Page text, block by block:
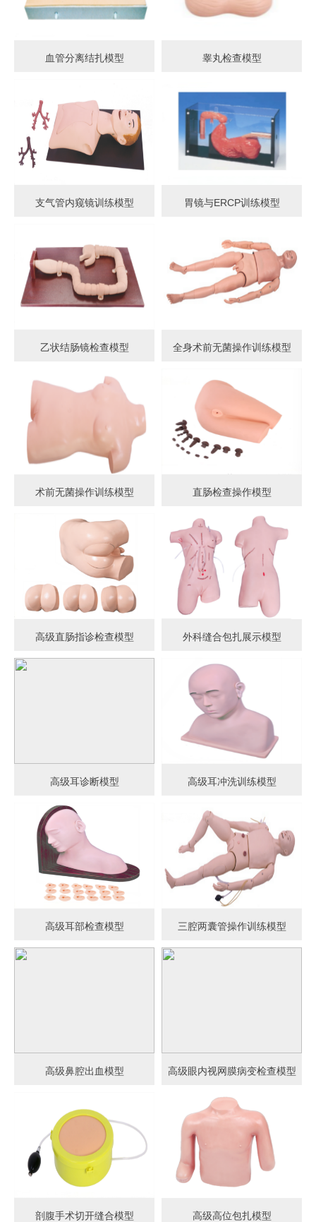
血管分离结扎模型 睾丸检查模型
支气管内窥镜训练模型 胃镜与ERCP训练模型
乙状结肠镜检查模型 全身术前无菌操作训练模型
术前无菌操作训练模型 直肠检查操作模型
高级直肠指诊检查模型 外科缝合包扎展示模型
高级耳诊断模型 高级耳冲洗训练模型
高级耳部检查模型 三腔两囊管操作训练模型
高级鼻腔出血模型 高级眼内视网膜病变检查模型
剖腹手术切开缝合模型 高级高位包扎模型